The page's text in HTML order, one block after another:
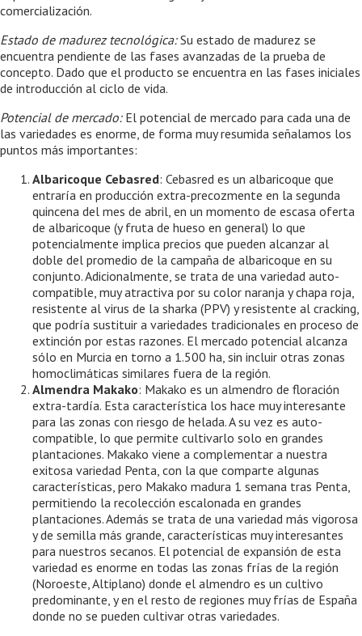
comercialización.
Estado de madurez tecnológica:Su estado de madurez se
encuentra pendiente de las fases avanzadas de la prueba de
concepto. Dado que el producto se encuentra en las fases iniciales
de introducción al ciclo de vida.
Potencial de mercado:El potencial de mercado para cada una de
las variedades es enorme, de forma muy resumida señalamos los
puntos más importantes:
Albaricoque Cebasred: Cebasred es un albaricoque que
entraría en producción extra-precozmente en la segunda
quincena del mes de abril, en un momento de escasa oferta
de albaricoque (y fruta de hueso en general) lo que
potencialmente implica precios que pueden alcanzar al
doble del promedio de la campaña de albaricoque en su
conjunto. Adicionalmente, se trata de una variedad auto-
compatible, muy atractiva por su color naranja y chapa roja,
resistente al virus de la sharka (PPV) y resistente al cracking,
que podría sustituir a variedades tradicionales en proceso de
extinción por estas razones. El mercado potencial alcanza
sólo en Murcia en torno a 1.500 ha, sin incluir otras zonas
homoclimáticas similares fuera de la región.
Almendra Makako: Makako es un almendro de floración
extra-tardía. Esta característica los hace muy interesante
para las zonas con riesgo de helada. A su vez es auto-
compatible, lo que permite cultivarlo solo en grandes
plantaciones. Makako viene a complementar a nuestra
exitosa variedad Penta, con la que comparte algunas
características, pero Makako madura 1 semana tras Penta,
permitiendo la recolección escalonada en grandes
plantaciones. Además se trata de una variedad más vigorosa
y de semilla más grande, características muy interesantes
para nuestros secanos. El potencial de expansión de esta
variedad es enorme en todas las zonas frías de la región
(Noroeste, Altiplano) donde el almendro es un cultivo
predominante, y en el resto de regiones muy frías de España
donde no se pueden cultivar otras variedades.